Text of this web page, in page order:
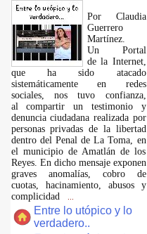
Por Claudia
Guerrero
Martínez.
​Un Portal
de la Internet,
que ha sido atacado
sistemáticamente en redes
sociales, nos tuvo confianza,
al compartir un testimonio y
denuncia ciudadana realizada por
personas privadas de la libertad
dentro del Penal de La Toma, en
el municipio de Amatlán de los
Reyes. En dicho mensaje exponen
graves anomalías, cobro de
cuotas, hacinamiento, abusos y
complicidad
Entre lo utópico y lo
verdadero..